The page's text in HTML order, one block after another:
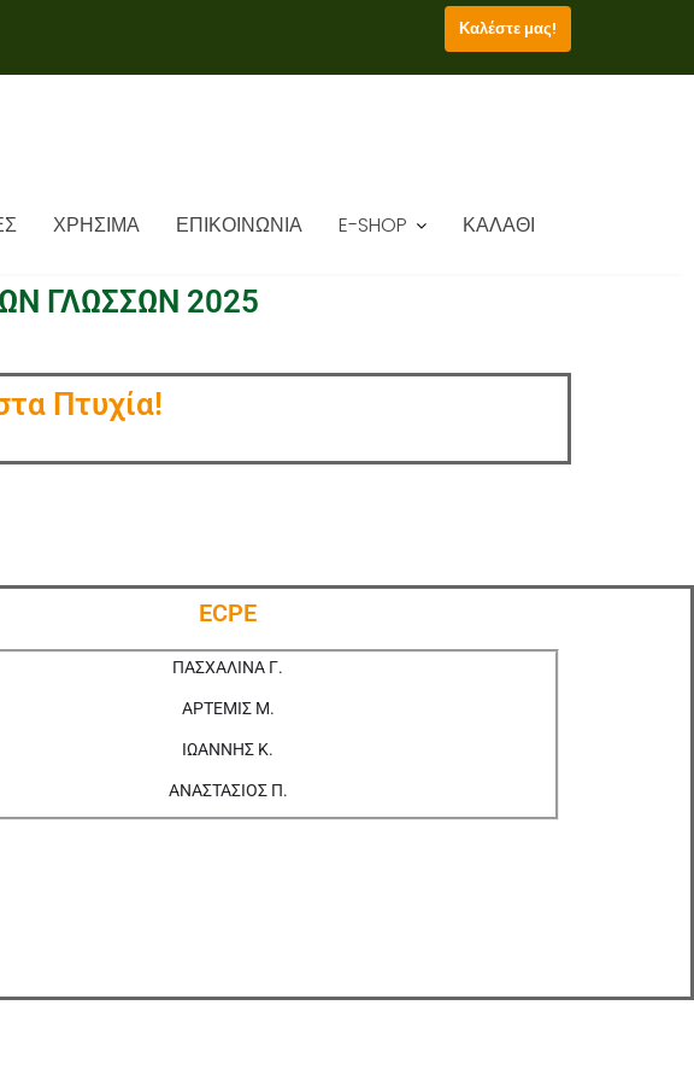
Καλέστε μας!
ΧΡΗΣΙΜΑ ΕΠΙΚΟΙΝΩΝΙΑ E-SHOP ΚΑΛΑΘΙ
ΓΛΩΣΣΩΝ 2025
Πτυχία!
ECPE
ΠΑΣΧΑΛΙΝΑ Γ.
ΑΡΤΕΜΙΣ Μ.
ΙΩΑΝΝΗΣ Κ.
ΑΝΑΣΤΑΣΙΟΣ Π.